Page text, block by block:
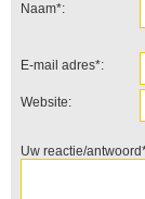
Naam*:
E-mail adres*:
Website:
Uw reactie/